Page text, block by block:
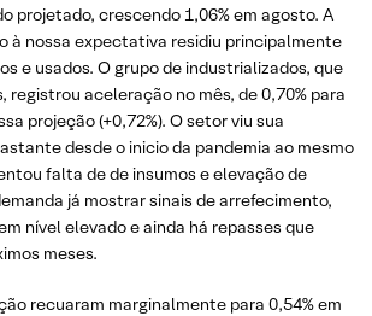
projetado, crescendo 1,06% em agosto. A
à nossa expectativa residiu principalmente
e usados. O grupo de industrializados, que
registrou aceleração no mês, de 0,70% para
projeção (+0,72%). O setor viu sua
desde o inicio da pandemia ao mesmo
falta de de insumos e elevação de
já mostrar sinais de arrefecimento,
nível elevado e ainda há repasses que
meses.
recuaram marginalmente para 0,54% em